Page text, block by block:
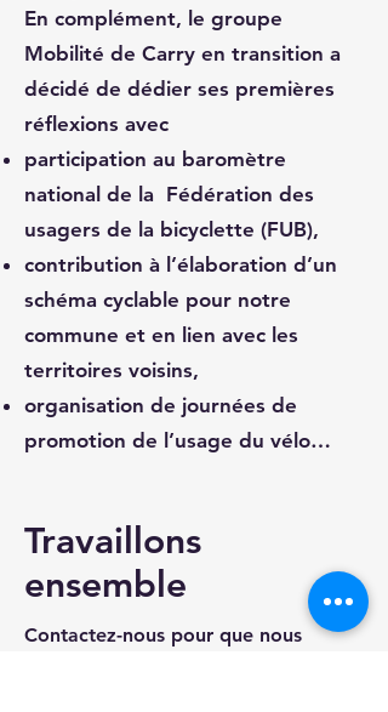
En complément, le groupe
Mobilité de Carry en transition a
décidé de dédier ses premières
réflexions avec
participation au baromètre
national de la Fédération des
usagers de la bicyclette (FUB),
contribution à l’élaboration d’un
schéma cyclable pour notre
commune et en lien avec les
territoires voisins,
organisation de journées de
promotion de l’usage du vélo…
Travaillons
ensemble
Contactez-nous pour que nous